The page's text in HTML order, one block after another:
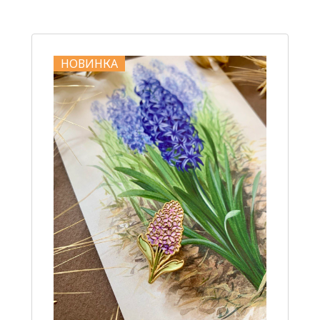
НОВИНКА